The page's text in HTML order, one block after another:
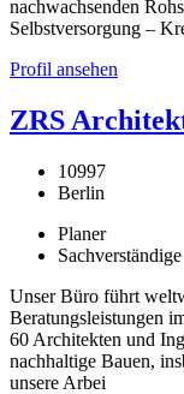
nachwachsenden
Selbstversorgung –
Profil ansehen
ZRS
10997
Berlin
Planer
Sachverständige
Unser Büro führt
Beratungsleistungen
60 Architekten und
nachhaltige Bauen,
unsere Arbei